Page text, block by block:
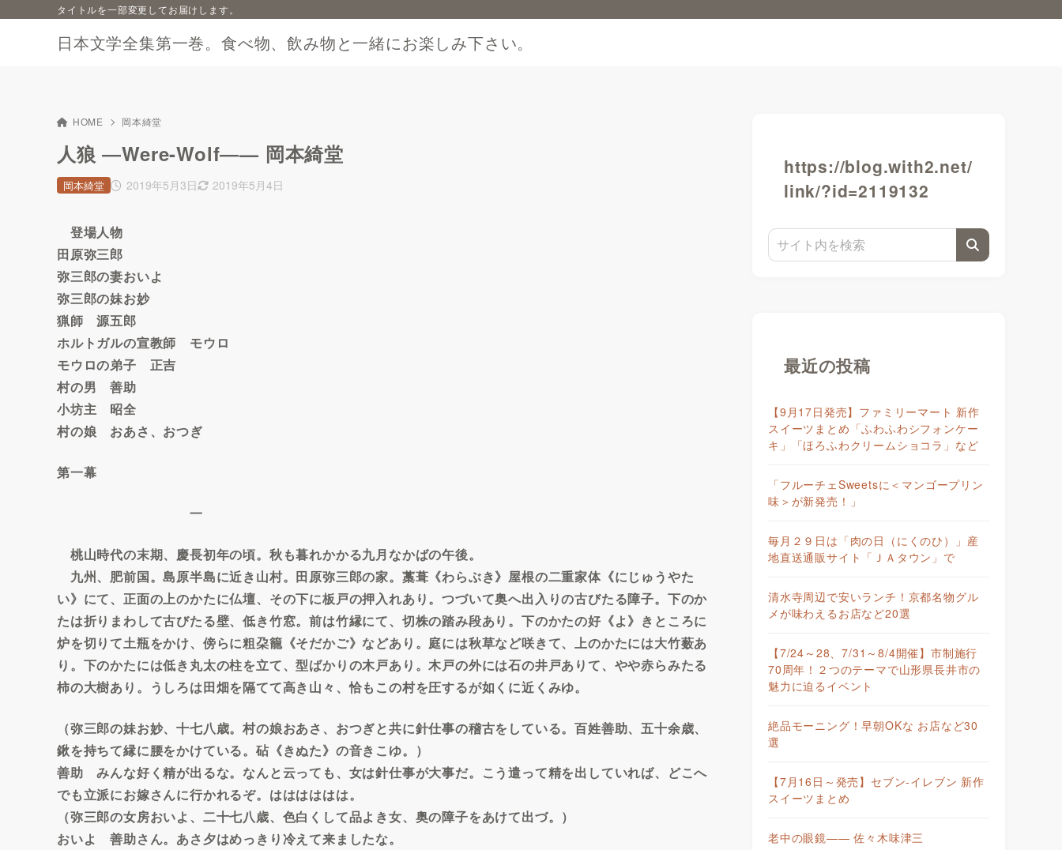
日本文学全集第一巻。食べ物、飲み物と一緒にお楽しみ下さい。
タイトルを一部変更してお届けします。
HOME 岡本綺堂
人狼 ―Were-Wolf―— 岡本綺堂
2019年5月3日 2019年5月4日
岡本綺堂
登場人物
田原弥三郎
弥三郎の妻おいよ
弥三郎の妹お妙
猟師 源五郎
ホルトガルの宣教師 モウロ
モウロの弟子 正吉
村の男 善助
小坊主 昭全
村の娘 おあさ、おつぎ
第一幕
一
桃山時代の末期、慶長初年の頃。秋も暮れかかる九月なかばの午後。
九州、肥前国。島原半島に近き山村。田原弥三郎の家。藁葺《わらぶき》屋根の二重家体《にじゅうやた
い》にて、正面の上のかたに仏壇、その下に板戸の押入れあり。つづいて奥へ出入りの古びたる障子。下のか
たは折りまわして古びたる壁、低き竹窓。前は竹縁にて、切株の踏み段あり。下のかたの好《よ》きところに
炉を切りて土瓶をかけ、傍らに粗朶籠《そだかご》などあり。庭には秋草など咲きて、上のかたには大竹薮あ
り。下のかたには低き丸太の柱を立て、型ばかりの木戸あり。木戸の外には石の井戸ありて、やや赤らみたる
柿の大樹あり。うしろは田畑を隔てて高き山々、恰もこの村を圧するが如くに近くみゆ。
（弥三郎の妹お妙、十七八歳。村の娘おあさ、おつぎと共に針仕事の稽古をしている。百姓善助、五十余歳、
鍬を持ちて縁に腰をかけている。砧《きぬた》の音きこゆ。）
善助 みんな好く精が出るな。なんと云っても、女は針仕事が大事だ。こう遣って精を出していれば、どこへ
でも立派にお嫁さんに行かれるぞ。はははははは。
（弥三郎の女房おいよ、二十七八歳、色白くして品よき女、奥の障子をあけて出づ。）
おいよ 善助さん。あさ夕はめっきり冷えて来ましたな。
https://blog.with2.net/
link/?id=2119132
最近の投稿
【9月17日発売】ファミリーマート 新作
スイーツまとめ「ふわふわシフォンケー
キ」「ほろふわクリームショコラ」など
「フルーチェSweetsに＜マンゴープリン
味＞が新発売！」
毎月２９日は「肉の日（にくのひ）」産
地直送通販サイト「ＪＡタウン」で
清水寺周辺で安いランチ！京都名物グル
メが味わえるお店など20選
【7/24～28、7/31～8/4開催】市制施行
70周年！２つのテーマで山形県長井市の
魅力に迫るイベント
絶品モーニング！早朝OKな お店など30
選
【7月16日～発売】セブン-イレブン 新作
スイーツまとめ
老中の眼鏡—— 佐々木味津三